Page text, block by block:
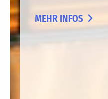
MEHR INFOS